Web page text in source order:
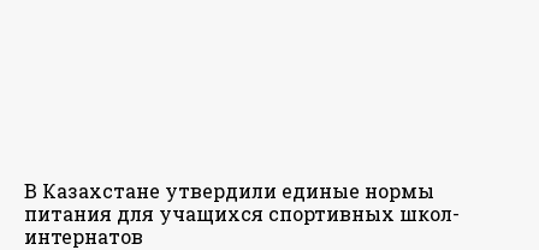
В Казахстане утвердили единые нормы
питания для учащихся спортивных школ-
интернатов